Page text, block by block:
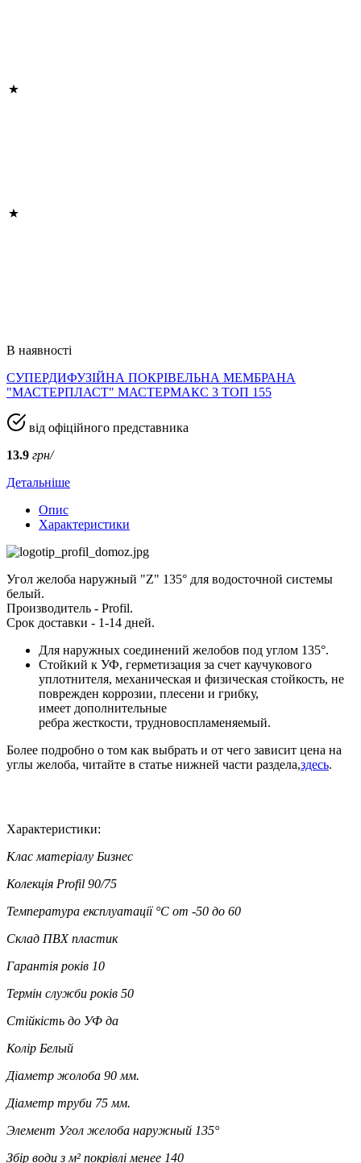
В наявності
СУПЕРДИФУЗІЙНА ПОКРІВЕЛЬНА МЕМБРАНА
"МАСТЕРПЛАСТ" МАСТЕРМАКС 3 ТОП 155
від офіційного представника
13.9 грн/
Детальніше
Опис
Характеристики
Угол желоба наружный "Z" 135° для водосточной системы
белый.
Производитель - Profil.
Срок доставки - 1-14 дней.
Для наружных соединений желобов под углом 135°.
Стойкий к УФ, герметизация за счет каучукового
уплотнителя, механическая и физическая стойкость, не
поврежден коррозии, плесени и грибку,
имеет дополнительные
ребра жесткости, трудновоспламеняемый.
Более подробно о том как выбрать и от чего зависит цена на
углы желоба, читайте в статье нижней части раздела,здесь.
Характеристики:
Клас матеріалу Бизнес
Колекція Profil 90/75
Температура експлуатації °C от -50 до 60
Склад ПВХ пластик
Гарантія років 10
Термін служби років 50
Стійкість до УФ да
Колір Белый
Діаметр жолоба 90 мм.
Діаметр труби 75 мм.
Элемент Угол желоба наружный 135°
Збір води з м² покрівлі менее 140